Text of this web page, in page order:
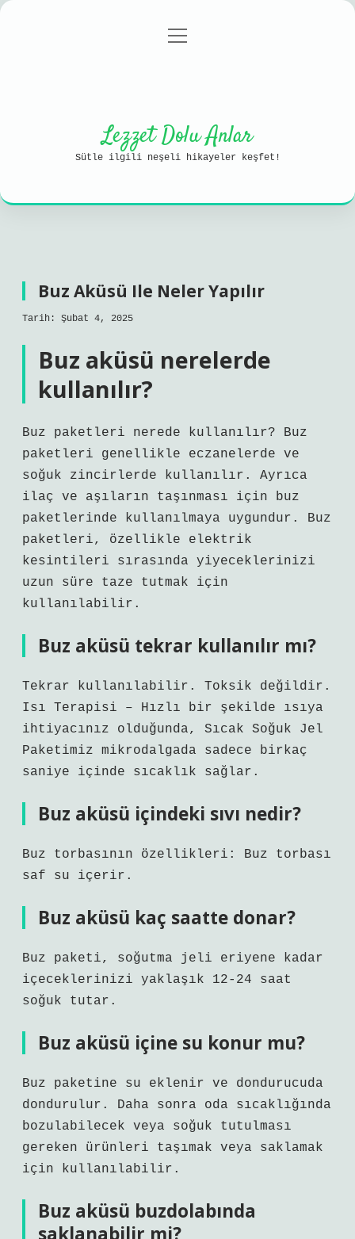
Gizlilik Politikası
menüyü
Lezzet Dolu Anlar
Sütle ilgili neşeli hikayeler keşfet!
Buz Aküsü Ile Neler Yapılır
Tarih: Şubat 4, 2025
Buz aküsü nerelerde
kullanılır?
Buz paketleri nerede kullanılır? Buz
paketleri genellikle eczanelerde ve
soğuk zincirlerde kullanılır. Ayrıca
ilaç ve aşıların taşınması için buz
paketlerinde kullanılmaya uygundur. Buz
paketleri, özellikle elektrik
kesintileri sırasında yiyeceklerinizi
uzun süre taze tutmak için
kullanılabilir.
Buz aküsü tekrar kullanılır mı?
Tekrar kullanılabilir. Toksik değildir.
Isı Terapisi – Hızlı bir şekilde ısıya
ihtiyacınız olduğunda, Sıcak Soğuk Jel
Paketimiz mikrodalgada sadece birkaç
saniye içinde sıcaklık sağlar.
Buz aküsü içindeki sıvı nedir?
Buz torbasının özellikleri: Buz torbası
saf su içerir.
Buz aküsü kaç saatte donar?
Buz paketi, soğutma jeli eriyene kadar
içeceklerinizi yaklaşık 12-24 saat
soğuk tutar.
Buz aküsü içine su konur mu?
Buz paketine su eklenir ve dondurucuda
dondurulur. Daha sonra oda sıcaklığında
bozulabilecek veya soğuk tutulması
gereken ürünleri taşımak veya saklamak
için kullanılabilir.
Buz aküsü buzdolabında
saklanabilir mi?